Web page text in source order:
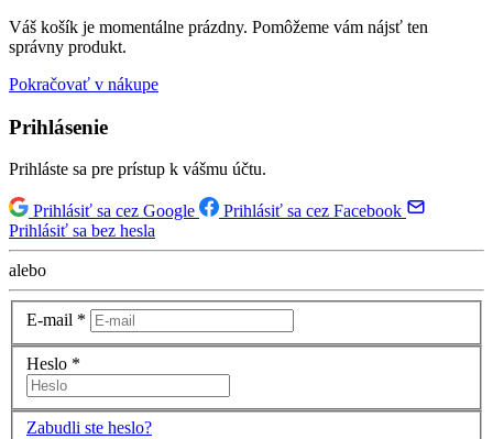
Váš košík je momentálne prázdny. Pomôžeme vám nájsť ten
správny produkt.
Pokračovať v nákupe
Prihlásenie
Prihláste sa pre prístup k vášmu účtu.
Prihlásiť sa cez Google
Prihlásiť sa cez Facebook
Prihlásiť sa bez hesla
alebo
E-mail *
Heslo *
Zabudli ste heslo?